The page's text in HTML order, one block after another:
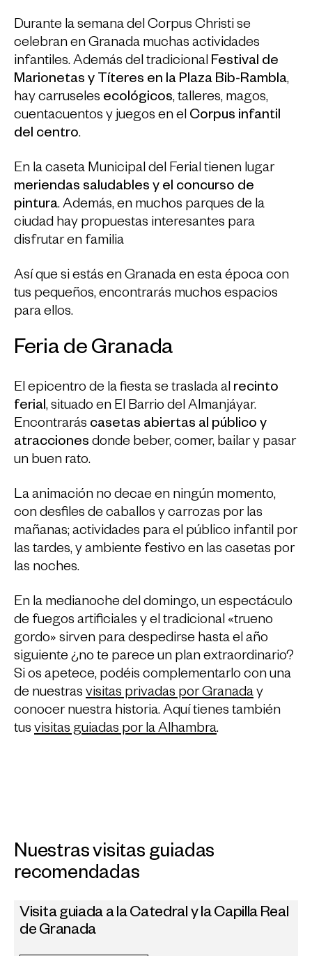
Durante la semana del Corpus Christi se
celebran en Granada muchas actividades
infantiles. Además del tradicional Festival de
Marionetas y Títeres en la Plaza Bib-Rambla,
hay carruseles ecológicos, talleres, magos,
cuentacuentos y juegos en el Corpus infantil
del centro.
En la caseta Municipal del Ferial tienen lugar
meriendas saludables y el concurso de
pintura. Además, en muchos parques de la
ciudad hay propuestas interesantes para
disfrutar en familia
Así que si estás en Granada en esta época con
tus pequeños, encontrarás muchos espacios
para ellos.
Feria de Granada
El epicentro de la fiesta se traslada al recinto
ferial, situado en El Barrio del Almanjáyar.
Encontrarás casetas abiertas al público y
atracciones donde beber, comer, bailar y pasar
un buen rato.
La animación no decae en ningún momento,
con desfiles de caballos y carrozas por las
mañanas; actividades para el público infantil por
las tardes, y ambiente festivo en las casetas por
las noches.
En la medianoche del domingo, un espectáculo
de fuegos artificiales y el tradicional «trueno
gordo» sirven para despedirse hasta el año
siguiente ¿no te parece un plan extraordinario?
Si os apetece, podéis complementarlo con una
de nuestras visitas privadas por Granaday
conocer nuestra historia. Aquí tienes también
tus visitas guiadas por la Alhambra.
Nuestras visitas guiadas
recomendadas
Visita guiada a la Catedral y la Capilla Real
de Granada